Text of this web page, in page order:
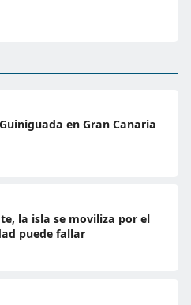
en Gran Canaria
la isla se moviliza por el
puede fallar